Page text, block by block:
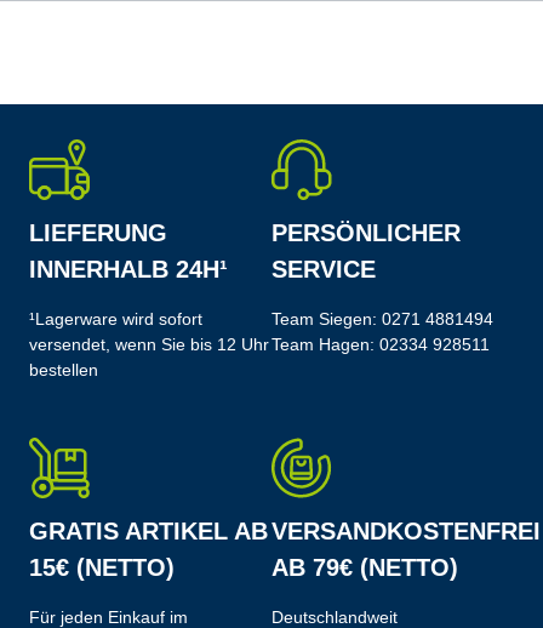
LIEFERUNG
INNERHALB 24H¹
¹Lagerware wird sofort
versendet, wenn Sie bis 12 Uhr
bestellen
PERSÖNLICHER
SERVICE
Team Siegen: 0271 4881494
Team Hagen: 02334 928511
GRATIS ARTIKEL AB
15€ (NETTO)
Für jeden Einkauf im
VERSANDKOSTENFREI
AB 79€ (NETTO)
Deutschlandweit